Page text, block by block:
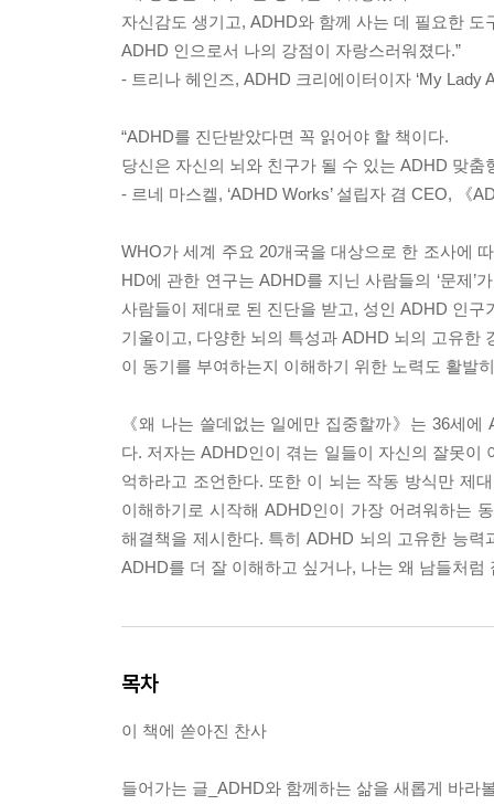
자신감도 생기고, ADHD와 함께 사는 데 필요한 도
ADHD 인으로서 나의 강점이 자랑스러워졌다.”
- 트리나 헤인즈, ADHD 크리에이터이자 ‘My Lady
“ADHD를 진단받았다면 꼭 읽어야 할 책이다.
당신은 자신의 뇌와 친구가 될 수 있는 ADHD 맞춤
- 르네 마스켈, ‘ADHD Works’ 설립자 겸 CEO, 《
WHO가 세계 주요 20개국을 대상으로 한 조사에
HD에 관한 연구는 ADHD를 지닌 사람들의 ‘문제’
사람들이 제대로 된 진단을 받고, 성인 ADHD 인
기울이고, 다양한 뇌의 특성과 ADHD 뇌의 고유한
이 동기를 부여하는지 이해하기 위한 노력도 활발
《왜 나는 쓸데없는 일에만 집중할까》는 36세
다. 저자는 ADHD인이 겪는 일들이 자신의 잘못이
억하라고 조언한다. 또한 이 뇌는 작동 방식만 제
이해하기로 시작해 ADHD인이 가장 어려워하는
해결책을 제시한다. 특히 ADHD 뇌의 고유한 능
ADHD를 더 잘 이해하고 싶거나, 나는 왜 남들처
목차
이 책에 쏟아진 찬사
들어가는 글_ADHD와 함께하는 삶을 새롭게 바라